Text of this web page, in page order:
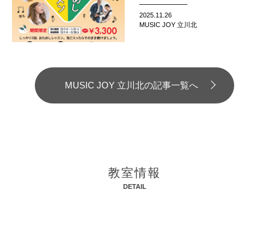
2025.11.26
MUSIC JOY 立川北
MUSIC JOY 立川北の記事一覧へ
教室情報
DETAIL